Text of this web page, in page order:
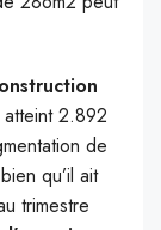
atteint 2.892
de
qu’il ait
trimestre